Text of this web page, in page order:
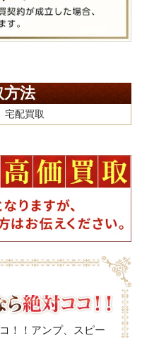
方法
宅配買取
！！アンプ、スピー